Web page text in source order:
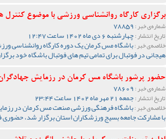
برگزاری کارگاه روانشناسی ورزشی با موضوع
شماره‌ی خبر :
تاریخ انتشار :چهارشنبه 6 دی ماه 1402 ساعت 12:47
خلاصه‌ی خبر :باشگاه مس کرمان یک دوره کارگاه روانشناسی
هیجانی در فوتبال برای تمامی تیم های فوتبال باشگاه خود
حضور پرشور باشگاه مس کرمان در رزمایش
شماره‌ی خبر :
تاریخ انتشار :جمعه 21 مهر ماه 1402 ساعت 23:44
خلاصه‌ی خبر :باشگاه فرهنگی ورزشی صنعت مس کرمان در
با مشارکت جامعه بسیج ورزشکاران استان برگزار شد،